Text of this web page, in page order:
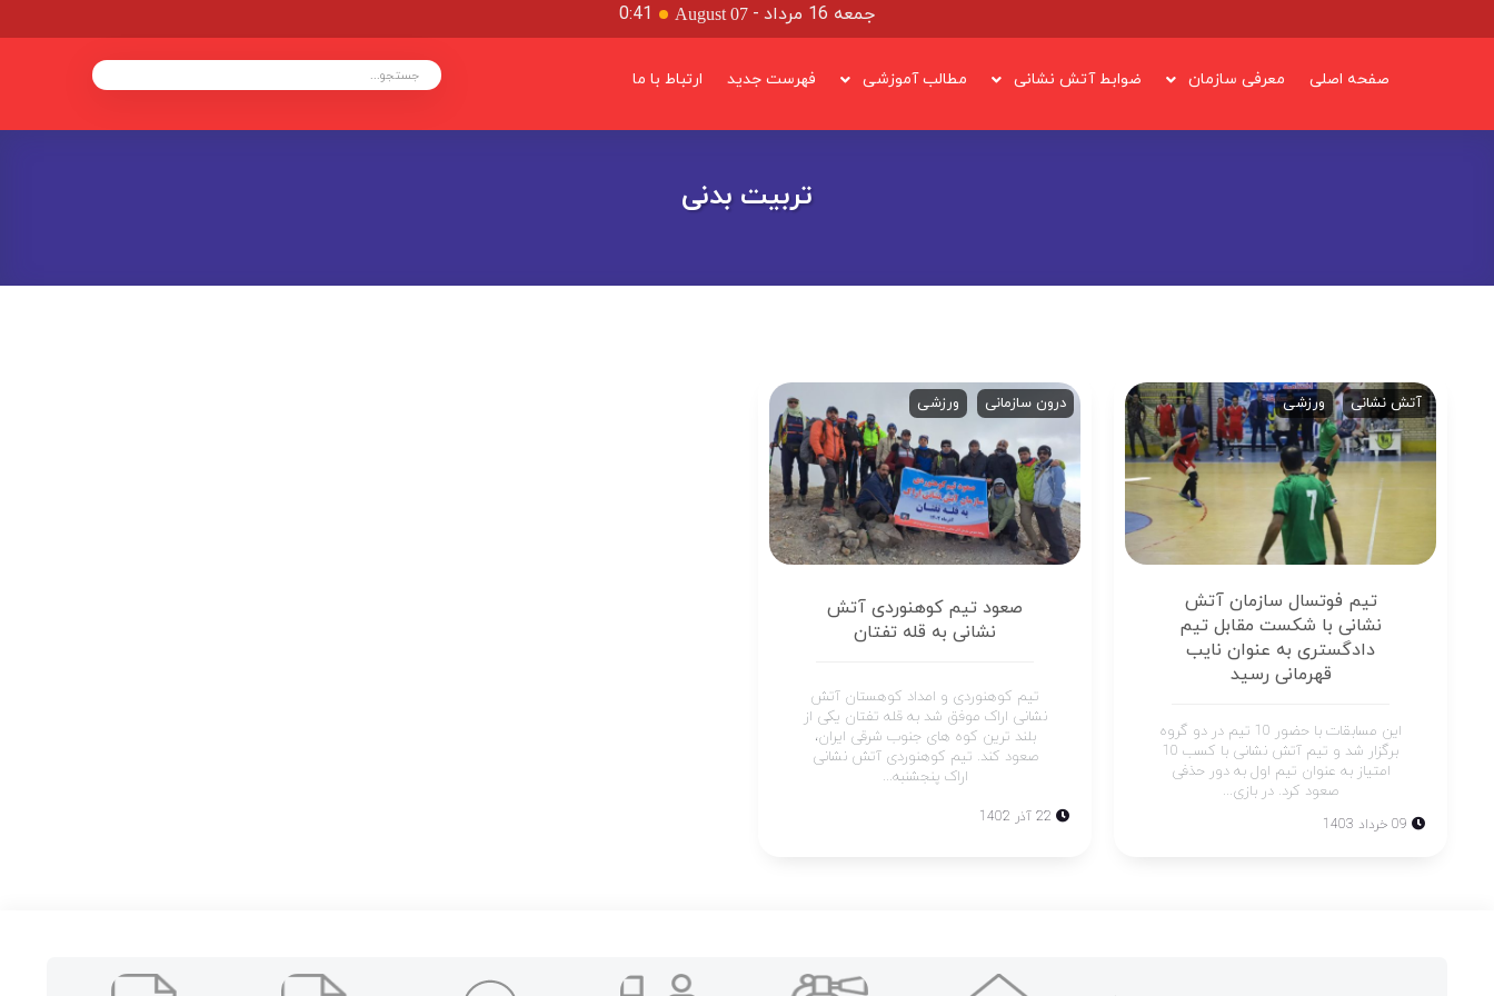
جمعه 16 مرداد -
August 07
0:41
صفحه اصلی معرفی سازمان ضوابط آتش نشانی مطالب آموزشی فهرست جدید ارتباط با ما
تربیت بدنی
آتش نشانی ورزشی
تیم فوتسال سازمان آتش
نشانی با شکست مقابل تیم
دادگستری به عنوان نایب
قهرمانی رسید
این مسابقات با حضور 10 تیم در دو گروه
برگزار شد و تیم آتش نشانی با کسب 10
امتیاز به عنوان تیم اول به دور حذفی
صعود کرد. در بازی...
درون سازمانی ورزشی
صعود تیم کوهنوردی آتش
نشانی به قله تفتان
تیم کوهنوردی و امداد کوهستان آتش
نشانی اراک موفق شد به قله تفتان یکی از
بلند ترین کوه های جنوب شرقی ایران،
صعود کند. تیم کوهنوردی آتش نشانی
اراک پنجشنبه...